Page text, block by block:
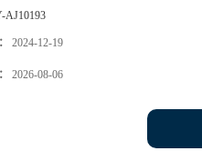
AJ10193
2024-12-19
2026-08-06